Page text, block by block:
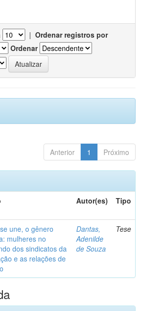
| Ordenar registros por
Ordenar
Anterior 1 Próximo
Autor(es) Tipo
une, o gênero
mulheres no
dos sindicatos da
e as relações de
Dantas,
Adenilde
de Souza
Tese